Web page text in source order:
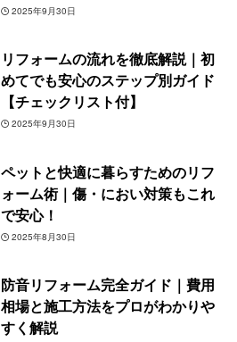
2025年9月30日
リフォームの流れを徹底解説｜初
めてでも安心のステップ別ガイド
【チェックリスト付】
2025年9月30日
ペットと快適に暮らすためのリフ
ォーム術｜傷・におい対策もこれ
で安心！
2025年8月30日
防音リフォーム完全ガイド｜費用
相場と施工方法をプロがわかりや
すく解説